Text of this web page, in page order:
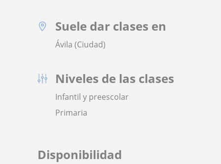
Suele dar clases en
Ávila (Ciudad)
Niveles de las clases
Infantil y preescolar
Primaria
Disponibilidad